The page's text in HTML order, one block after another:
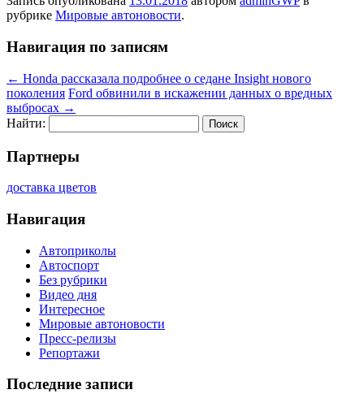
рубрике Мировые автоновости.
Навигация по записям
← Honda рассказала подробнее о седане Insight нового
поколения Ford обвинили в искажении данных о вредных
выбросах →
Найти:
Партнеры
доставка цветов
Навигация
Автоприколы
Автоспорт
Без рубрики
Видео дня
Интересное
Мировые автоновости
Пресс-релизы
Репортажи
Последние записи